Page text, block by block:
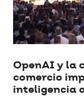
OpenAI y la
comercio
inteligencia